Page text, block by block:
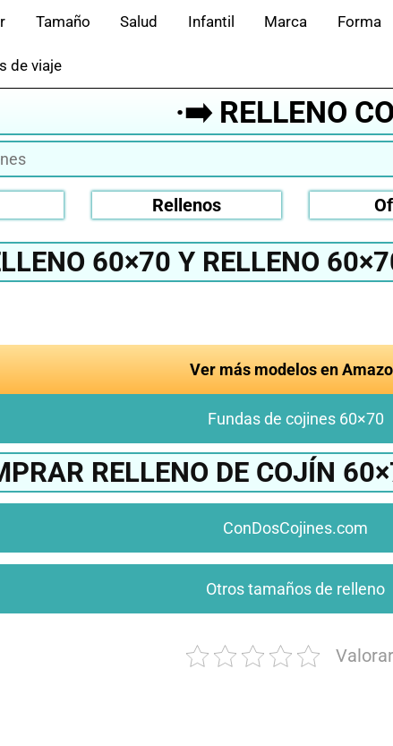
Tamaño Salud Infantil Marca Forma
de viaje
·➡️ RELLENO
Rellenos
60×70 Y RELLENO
Ver más modelos en
Fundas de cojines 60×70
RELLENO DE COJÍN
ConDosCojines.com
Otros tamaños de relleno
Valorar